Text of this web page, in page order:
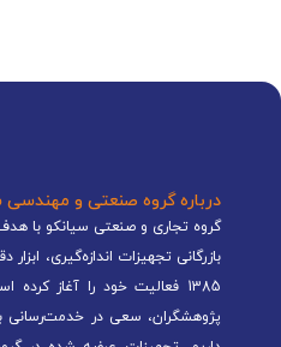
درباره گروه صنعتی و مهندسی
گروه تجاری و صنعتی سیانکو با
بازرگانی تجهیزات اندازه‌گیری،
1385 فعالیت خود را آغاز
پژوهشگران، سعی در